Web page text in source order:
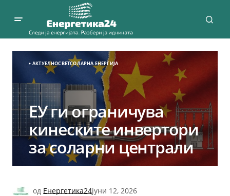
АКТУЕЛНОСВЕТСОЛАРНА EНЕРГИЈА
ЕУ ги ограничува
кинеските инвертори
за соларни централи
од Енергетика24јуни 12, 2026